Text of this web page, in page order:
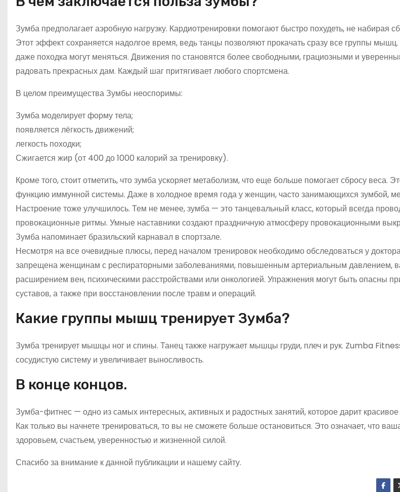
Зумба предполагает аэробную нагрузку. Кардиотренировки помогают быстро похудеть, не набирая
Этот эффект сохраняется надолгое время, ведь танцы позволяют прокачать сразу все группы
даже походка могут меняться. Движения по становятся более свободными, грациозными и
радовать прекрасных дам. Каждый шаг притягивает любого спортсмена.
В целом преимущества Зумбы неоспоримы:
Зумба моделирует форму тела;
появляется лёгкость движений;
легкость походки;
Сжигается жир (от 400 до 1000 калорий за тренировку).
Кроме того, стоит отметить, что зумба ускоряет метаболизм, что еще больше помогает сбросу веса.
функцию иммунной системы. Даже в холодное время года у женщин, часто занимающихся зумбой,
Настроение тоже улучшилось. Тем не менее, зумба — это танцевальный класс, который всегда
провокационные ритмы. Умные наставники создают праздничную атмосферу провокационными
Зумба напоминает бразильский карнавал в спортзале.
Несмотря на все очевидные плюсы, перед началом тренировок необходимо обследоваться у
запрещена женщинам с респираторными заболеваниями, повышенным артериальным давлением,
расширением вен, психическими расстройствами или онкологией. Упражнения могут быть опасны
суставов, а также при восстановлении после травм и операций.
Какие группы мышц тренирует Зумба?
Зумба тренирует мышцы ног и спины. Танец также нагружает мышцы груди, плеч и рук. Zumba
сосудистую систему и увеличивает выносливость.
В конце концов.
Зумба-фитнес — одно из самых интересных, активных и радостных занятий, которое дарит
Как только вы начнете тренироваться, то вы не сможете больше остановиться. Это означает, что
здоровьем, счастьем, уверенностью и жизненной силой.
Спасибо за внимание к данной публикации и нашему сайту.